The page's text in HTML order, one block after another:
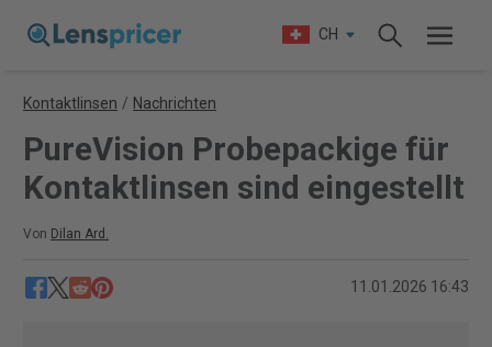
CH
Kontaktlinsen / Nachrichten
PureVision Probepackige für
Kontaktlinsen sind eingestellt
Von Dilan Ard.
11.01.2026 16:43